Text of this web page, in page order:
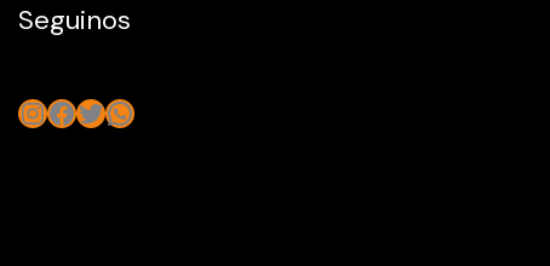
Seguinos
Instagram
Facebook
Twitter
WhatsApp